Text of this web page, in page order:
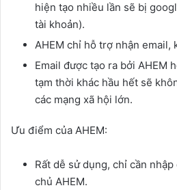
hiện tạo nhiều lần sẽ bị
tài khoản).
AHEM chỉ hỗ trợ nhận email,
Email được tạo ra bởi AHEM
tạm thời khác hầu hết sẽ
các mạng xã hội lớn.
Ưu điểm của AHEM:
Rất dễ sử dụng, chỉ cần
chủ AHEM.